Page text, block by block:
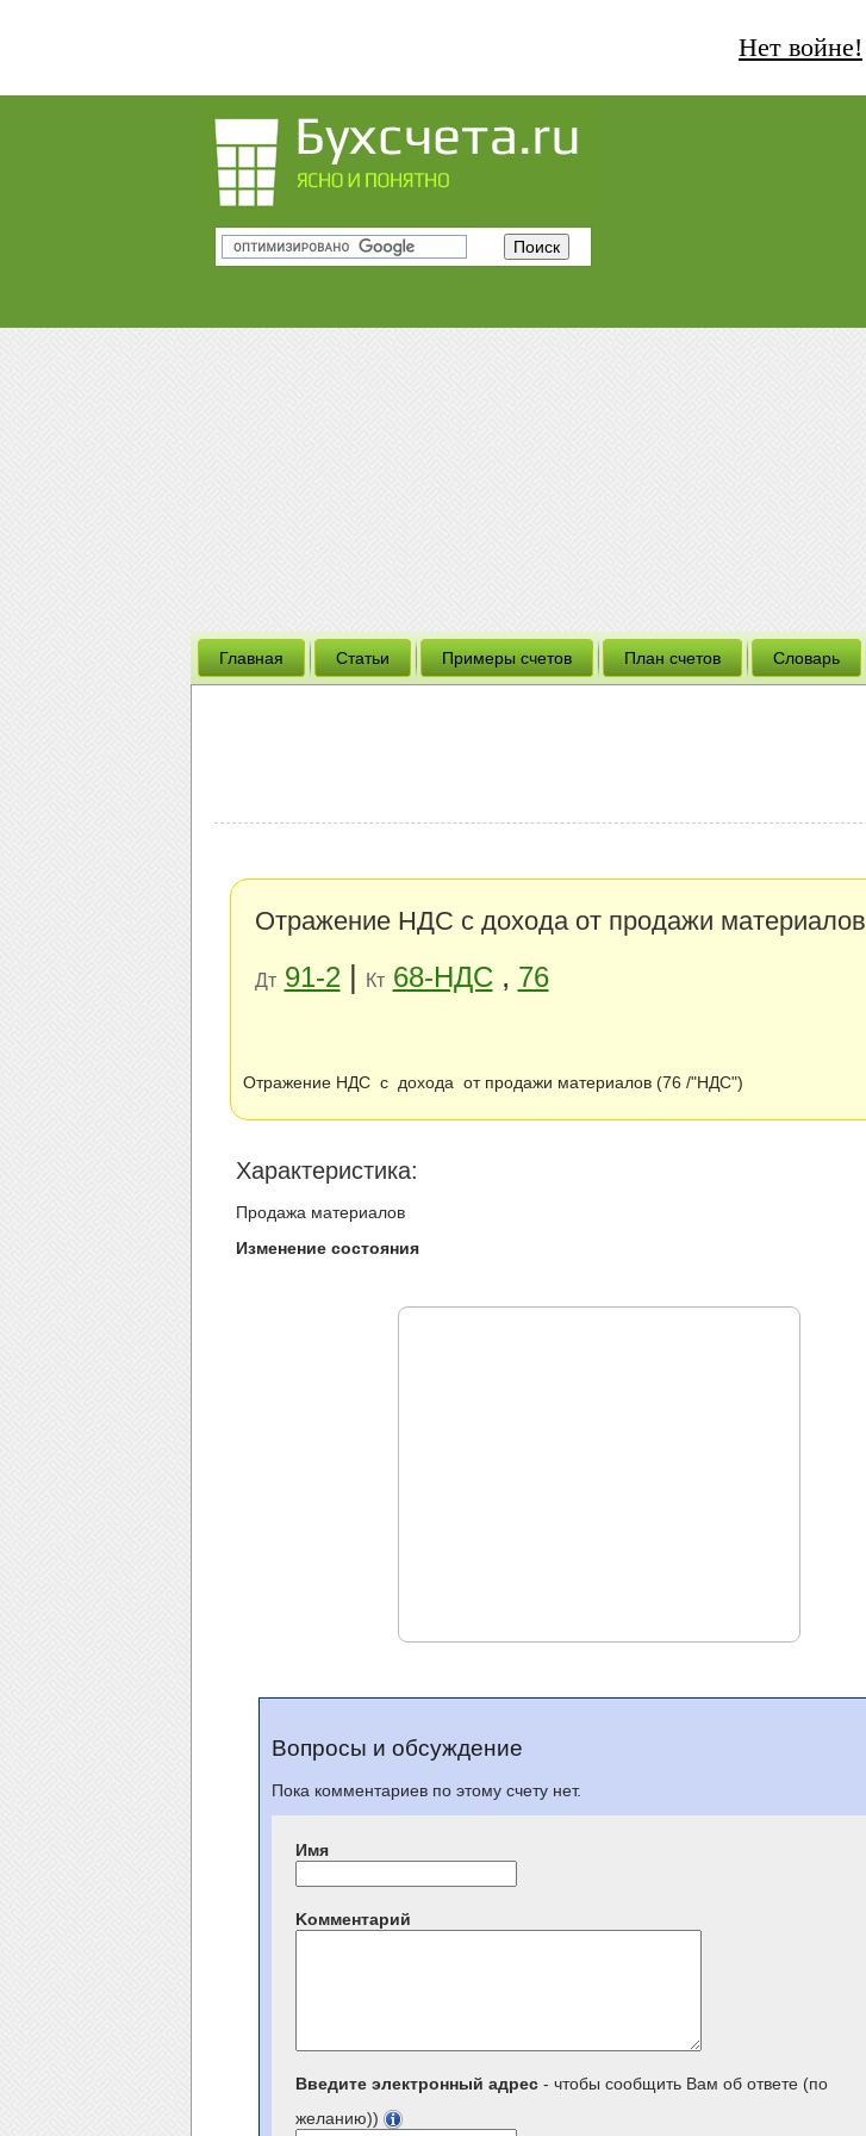
Нет войне!
Главная Статьи Примеры счетов План счетов Словарь
Отражение НДС с дохода от продажи материалов
Дт 91-2| Кт 68-НДС , 76
Отражение НДС с дохода от продажи материалов (76 /"НДС")
Xарактеристика:
Продажа материалов
Изменение состояния
Вопросы и обсуждение
Пока комментариев по этому счету нет.
Имя
Kомментарий
Введите электронный адрес- чтобы сообщить Вам об ответе (по
желанию))